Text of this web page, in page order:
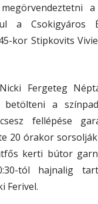
a
a Csokigyáros
kor Stipkovits
Fergeteg
betölteni a
fellépése
20 órakor
kerti bútor
tól hajnalig
Ferivel.